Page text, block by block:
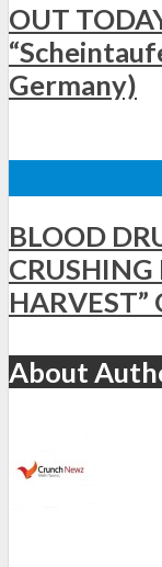
OUT
Germany)
BLOOD
About